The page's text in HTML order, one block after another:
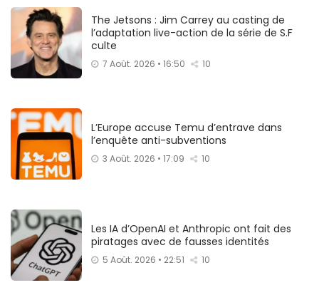
The Jetsons : Jim Carrey au casting de
l’adaptation live-action de la série de S.F
culte
7 Août. 2026 • 16:50 10
L’Europe accuse Temu d’entrave dans
l’enquête anti-subventions
3 Août. 2026 • 17:09 10
Les IA d’OpenAI et Anthropic ont fait des
piratages avec de fausses identités
5 Août. 2026 • 22:51 10